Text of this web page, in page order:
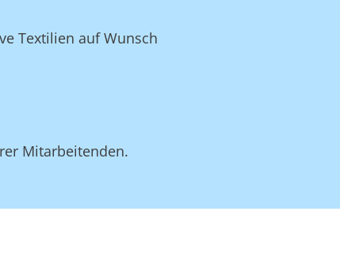
Textilien auf Wunsch
Mitarbeitenden.